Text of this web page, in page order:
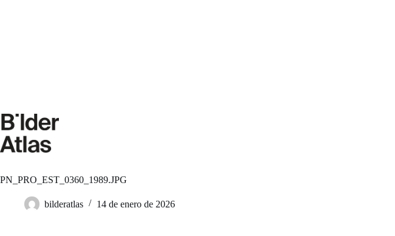
PN_PRO_EST_0360_1989.JPG
bilderatlas 14 de enero de 2026